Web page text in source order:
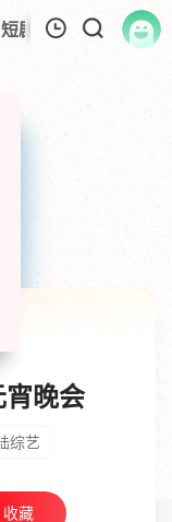
短剧大全 纪录片
晚会
综艺
收藏